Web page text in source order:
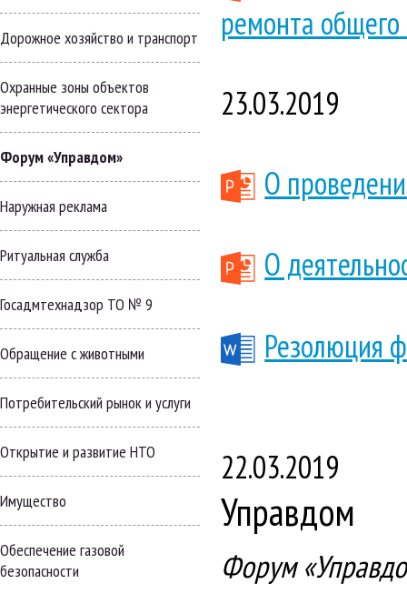
Дорожное хозяйство и транспорт
Охранные зоны объектов
энергетического сектора
Форум «Управдом»
Наружная реклама
Ритуальная служба
Госадмтехнадзор ТО № 9
Обращение с животными
Потребительский рынок и услуги
Открытие и развитие НТО
Имущество
Обеспечение газовой
безопасности
ремонта
23.03.2019
О
О
Резолюция
22.03.2019
Управдом
Форум